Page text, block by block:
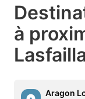
à
Aragon